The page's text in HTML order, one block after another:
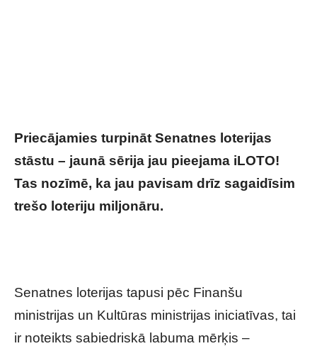
Priecājamies turpināt Senatnes loterijas
stāstu – jaunā sērija jau pieejama iLOTO!
Tas nozīmē, ka jau pavisam drīz sagaidīsim
trešo loteriju miljonāru.
Senatnes loterijas tapusi pēc Finanšu
ministrijas un Kultūras ministrijas iniciatīvas, tai
ir noteikts sabiedriskā labuma mērķis –